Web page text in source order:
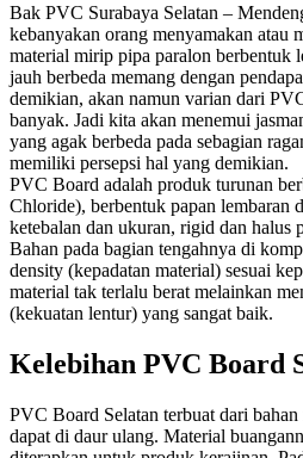
Bak PVC Surabaya Selatan –
kebanyakan orang menyamakan atau
material mirip pipa paralon berbentuk
jauh berbeda memang dengan
demikian, akan namun varian dari
banyak. Jadi kita akan menemui
yang agak berbeda pada sebagian
memiliki persepsi hal yang demikian.
PVC Board adalah produk turunan
Chloride), berbentuk papan lembaran
ketebalan dan ukuran, rigid dan halus
Bahan pada bagian tengahnya di
density (kepadatan material) sesuai
material tak terlalu berat melainkan
(kekuatan lentur) yang sangat baik.
Kelebihan PVC Board
PVC Board Selatan terbuat dari
dapat di daur ulang. Material